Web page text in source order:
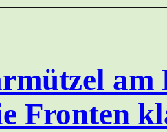
Fronten